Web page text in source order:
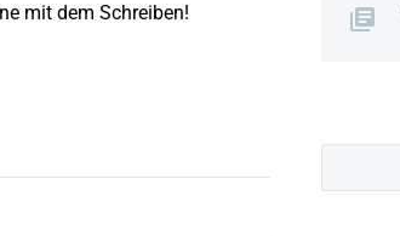
mit dem Schreiben!